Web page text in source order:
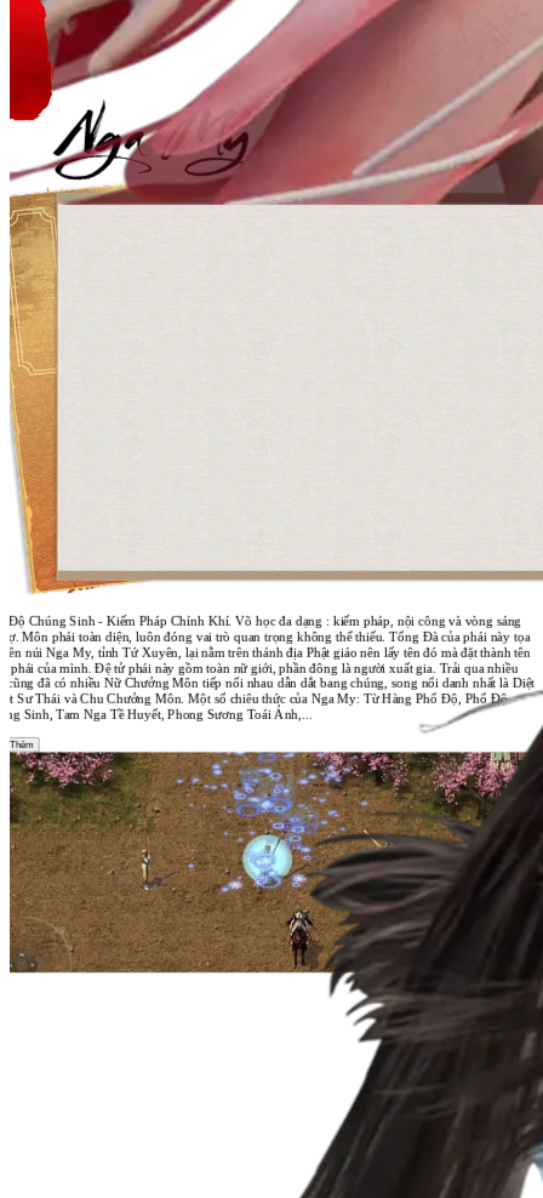
Nga MyHệ Thủy
Độ Chúng Sinh - Kiếm Pháp Chính Khí. Võ học đa dạng : kiếm pháp, nội công và vòng sáng
Môn phái toàn diện, luôn đóng vai trò quan trọng không thể thiếu. Tổng Đà của phái này tọa
núi Nga My, tỉnh Tứ Xuyên, lại nằm trên thánh địa Phật giáo nên lấy tên đó mà đặt thành tên
phái của mình. Đệ tử phái này gồm toàn nữ giới, phần đông là người xuất gia. Trải qua nhiều
cũng đã có nhiều Nữ Chưởng Môn tiếp nối nhau dẫn dắt bang chúng, song nổi danh nhất là Diệt
Sư Thái và Chu Chưởng Môn. Một số chiêu thức của Nga My: Từ Hàng Phổ Độ, Phổ Độ
Sinh, Tam Nga Tề Huyết, Phong Sương Toái Ảnh,...
Thêm